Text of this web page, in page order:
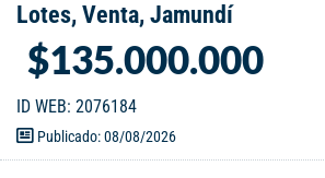
Lotes, Venta, Jamundí
$135.000.000
ID WEB: 2076184
Publicado: 08/08/2026